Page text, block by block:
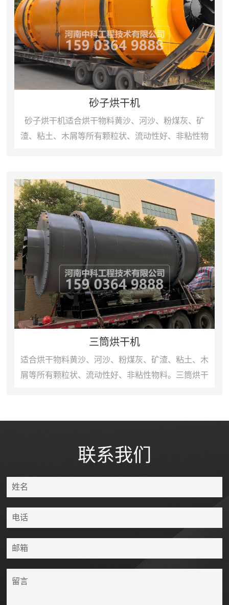
砂子烘干机
砂子烘干机适合烘干物料黄沙、河沙、粉煤灰、矿
渣、粘土、木屑等所有颗粒状、流动性好、非粘性物
三筒烘干机
适合烘干物料黄沙、河沙、粉煤灰、矿渣、粘土、木
屑等所有颗粒状、流动性好、非粘性物料。三筒烘干
联系我们